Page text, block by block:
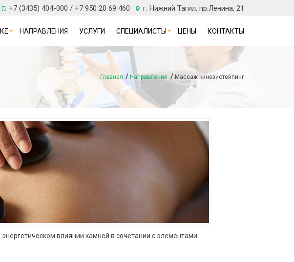
г. Нижний Тагил, пр.Ленина, 21
+7 (3435) 404-000 / +7 950 20 69 460
НАПРАВЛЕНИЯ УСЛУГИ СПЕЦИАЛИСТЫ ЦЕНЫ КОНТАКТЫ
Главная Направления Массаж кинезиотейпинг
влиянии камней в сочетании с элементами